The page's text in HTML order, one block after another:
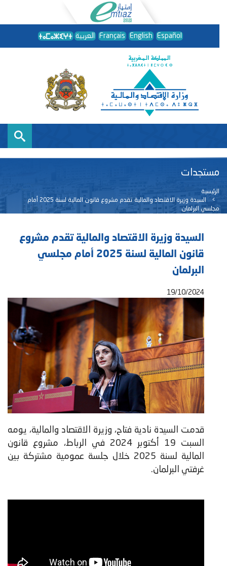
العربية Français English Español
مستجدات
الرئيسية
السيدة وزيرة الاقتصاد والمالية تقدم مشروع قانون المالية لسنة 2025 أمام
مجلسي البرلمان
السيدة وزيرة الاقتصاد والمالية تقدم مشروع
قانون المالية لسنة 2025 أمام مجلسي
البرلمان
19/10/2024
قدمت السيدة نادية فتاح، وزيرة الاقتصاد والمالية، يومه
السبت 19 أكتوبر 2024 في الرباط، مشروع قانون
المالية لسنة 2025 خلال جلسة عمومية مشتركة بين
غرفتي البرلمان.